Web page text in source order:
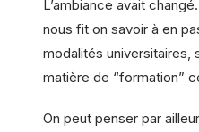
L’ambiance avait
nous fit on savoir à en
modalités universitaires,
matière de “formation”
On peut penser par